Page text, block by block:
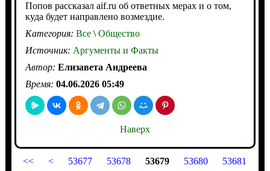
Попов рассказал aif.ru об ответных мерах и о том,
куда будет направлено возмездие.
Категория: Все\Общество
Источник: Аргументы и Факты
Автор: Елизавета Андреева
Время: 04.06.2026 05:49
Наверх
<< < 53677 53678 53679 53680 53681